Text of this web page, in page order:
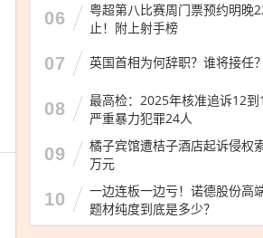
06
粤超第八比赛周门票预约明晚
止！附上射手榜
07 英国首相为何辞职？谁将接任？
08
最高检：2025年核准追诉12到
严重暴力犯罪24人
09
橘子宾馆遭桔子酒店起诉侵权
万元
10
一边连板一边亏！诺德股份高
题材纯度到底是多少？